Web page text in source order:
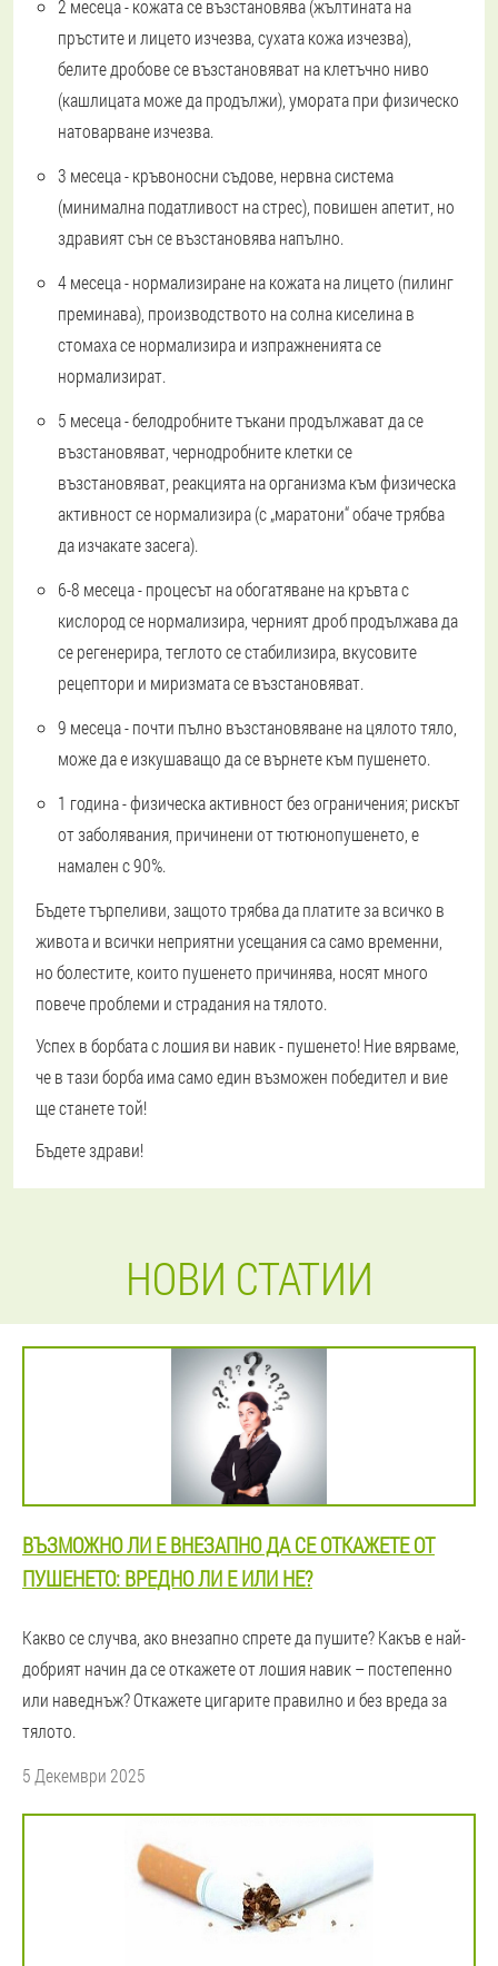
2 месеца - кожата се възстановява (жълтината на
пръстите и лицето изчезва, сухата кожа изчезва),
белите дробове се възстановяват на клетъчно ниво
(кашлицата може да продължи), умората при физическо
натоварване изчезва.
3 месеца - кръвоносни съдове, нервна система
(минимална податливост на стрес), повишен апетит, но
здравият сън се възстановява напълно.
4 месеца - нормализиране на кожата на лицето (пилинг
преминава), производството на солна киселина в
стомаха се нормализира и изпражненията се
нормализират.
5 месеца - белодробните тъкани продължават да се
възстановяват, чернодробните клетки се
възстановяват, реакцията на организма към физическа
активност се нормализира (с „маратони“ обаче трябва
да изчакате засега).
6-8 месеца - процесът на обогатяване на кръвта с
кислород се нормализира, черният дроб продължава да
се регенерира, теглото се стабилизира, вкусовите
рецептори и миризмата се възстановяват.
9 месеца - почти пълно възстановяване на цялото тяло,
може да е изкушаващо да се върнете към пушенето.
1 година - физическа активност без ограничения; рискът
от заболявания, причинени от тютюнопушенето, е
намален с 90%.
Бъдете търпеливи, защото трябва да платите за всичко в
живота и всички неприятни усещания са само временни,
но болестите, които пушенето причинява, носят много
повече проблеми и страдания на тялото.
Успех в борбата с лошия ви навик - пушенето! Ние вярваме,
че в тази борба има само един възможен победител и вие
ще станете той!
Бъдете здрави!
НОВИ СТАТИИ
ВЪЗМОЖНО ЛИ Е ВНЕЗАПНО ДА СЕ ОТКАЖЕТЕ ОТ
ПУШЕНЕТО: ВРЕДНО ЛИ Е ИЛИ НЕ?
Какво се случва, ако внезапно спрете да пушите? Какъв е най-
добрият начин да се откажете от лошия навик – постепенно
или наведнъж? Откажете цигарите правилно и без вреда за
тялото.
5 Декември 2025